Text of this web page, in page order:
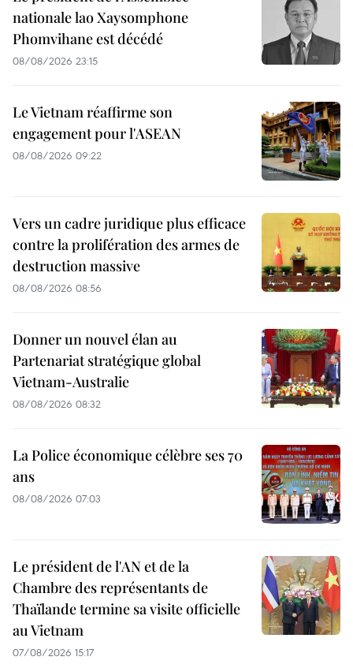
nationale lao Xaysomphone
Phomvihane est décédé
08/08/2026 23:15
Le Vietnam réaffirme son
engagement pour l'ASEAN
08/08/2026 09:22
Vers un cadre juridique plus efficace
contre la prolifération des armes de
destruction massive
08/08/2026 08:56
Donner un nouvel élan au
Partenariat stratégique global
Vietnam-Australie
08/08/2026 08:32
La Police économique célèbre ses 70
ans
08/08/2026 07:03
Le président de l'AN et de la
Chambre des représentants de
Thaïlande termine sa visite officielle
au Vietnam
07/08/2026 15:17